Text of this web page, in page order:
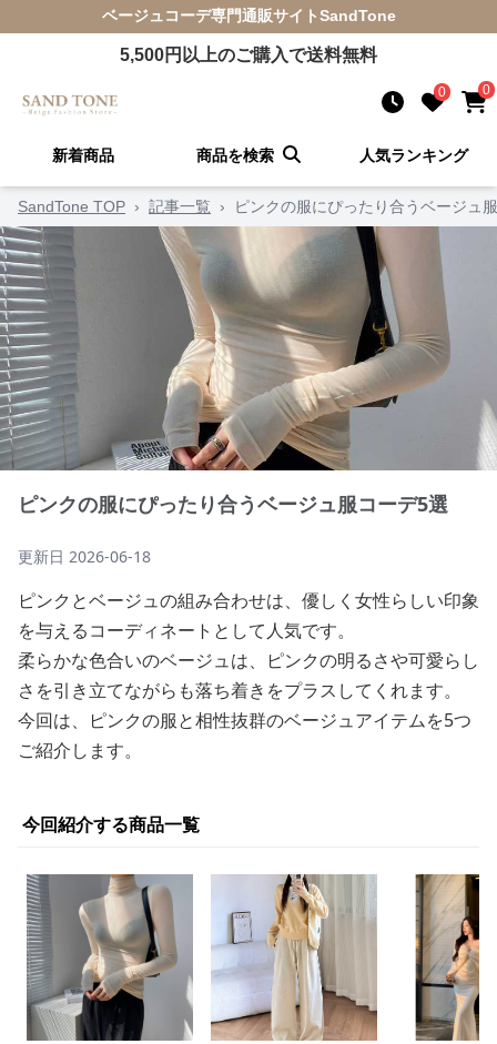
ベージュコーデ専門通販サイトSandTone
5,500円以上のご購入で送料無料
0 0
新着商品 商品を検索 人気ランキング
SandTone TOP › 記事一覧 › ピンクの服にぴったり合うベージュ
ピンクの服にぴったり合うベージュ服コーデ5選
更新日 2026-06-18
ピンクとベージュの組み合わせは、優しく女性らしい印象
を与えるコーディネートとして人気です。
柔らかな色合いのベージュは、ピンクの明るさや可愛らし
さを引き立てながらも落ち着きをプラスしてくれます。
今回は、ピンクの服と相性抜群のベージュアイテムを5つ
ご紹介します。
今回紹介する商品一覧